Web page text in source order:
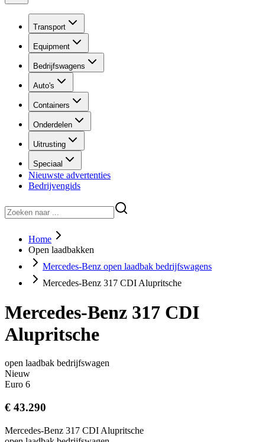
Transport
Equipment
Bedrijfswagens
Auto's
Containers
Onderdelen
Uitrusting
Speciaal
Nieuwste advertenties
Bedrijvengids
Home
Open laadbakken
Mercedes-Benz open laadbak bedrijfswagens
Mercedes-Benz 317 CDI Alupritsche
Mercedes-Benz 317 CDI
Alupritsche
open laadbak bedrijfswagen
Nieuw
Euro 6
€ 43.290
Mercedes-Benz 317 CDI Alupritsche